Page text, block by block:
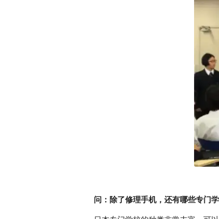
问：除了修理手机，还有哪些专门